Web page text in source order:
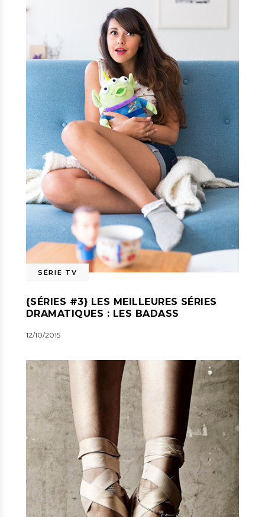
SÉRIE TV
{SÉRIES #3} LES MEILLEURES SÉRIES
DRAMATIQUES : LES BADASS
12/10/2015